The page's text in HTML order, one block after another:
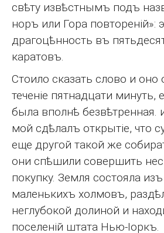
свѣту извѣстнымъ подъ
норъ или Гора повтореній»:
драгоцѣнность въ
каратовъ.
Стоило сказать слово и оно
теченіе пятнадцати минуть,
была вполнѣ безвѣтренная.
мой сдѣлалъ открытіе, что
еще другой такой же
они спѣшили совершить
покупку. Земля состояла
маленькихъ холмовъ,
неглубокой долиной и
поселеній штата Нью-Іоркъ.